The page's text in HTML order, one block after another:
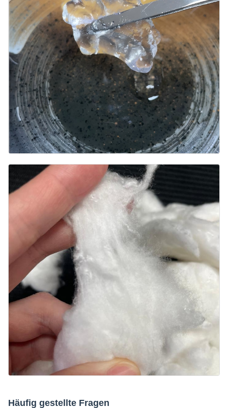
Häufig gestellte Fragen